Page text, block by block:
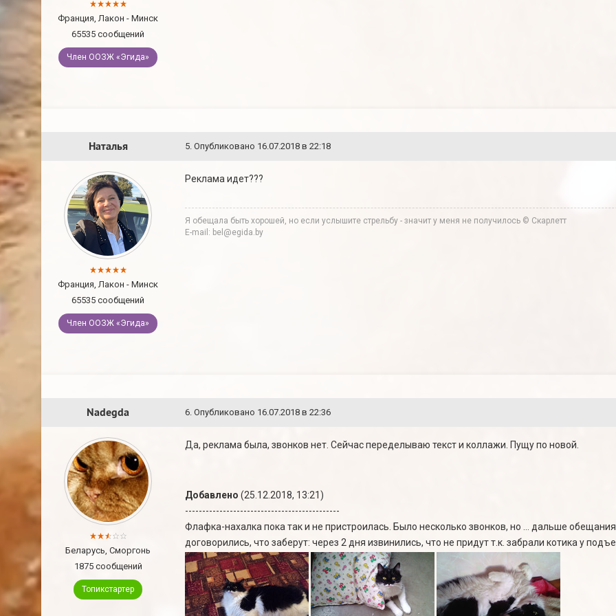
Франция, Лакон - Минск
65535 сообщений
Член ООЗЖ «Эгида»
Наталья 5. Опубликовано 16.07.2018 в 22:18
Франция, Лакон - Минск
65535 сообщений
Член ООЗЖ «Эгида»
Реклама идет???
Я обещала быть хорошей, но если услышите стрельбу - значит у меня не получилось © Скарлетт
E-mail: bel@egida.by
Nadegda 6. Опубликовано 16.07.2018 в 22:36
Беларусь, Сморгонь
1875 сообщений
Топикстартер
Да, реклама была, звонков нет. Сейчас переделываю текст и коллажи. Пущу по новой.
Добавлено (25.12.2018, 13:21)
---------------------------------------------
Флафка-нахалка пока так и не пристроилась. Было несколько звонков, но ... дальше
договорились, что заберут: через 2 дня извинились, что не придут т.к. забрали котика у